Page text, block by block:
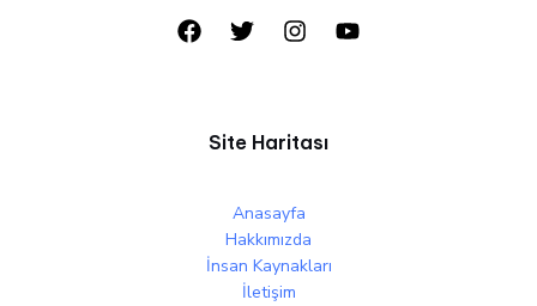
Site Haritası
Anasayfa
Hakkımızda
İnsan Kaynakları
İletişim